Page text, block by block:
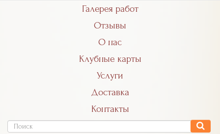
Галерея работ
Отзывы
О нас
Клубные карты
Услуги
Доставка
Контакты